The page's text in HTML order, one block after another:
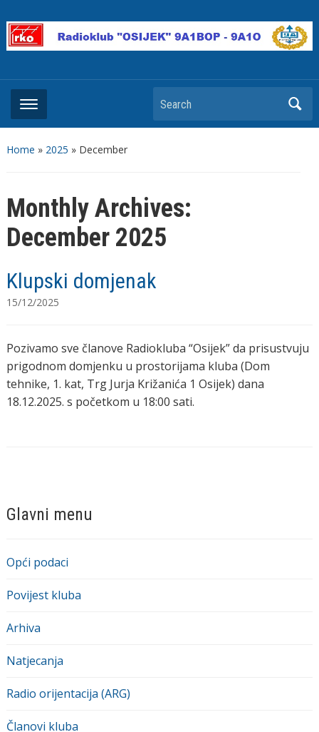
Search
Home » 2025 » December
Monthly Archives:
December 2025
Glavni menu
Opći podaci
Povijest kluba
Arhiva
Natjecanja
Radio orijentacija (ARG)
Članovi kluba
Klupski domjenak
15/12/2025
Pozivamo sve članove Radiokluba “Osijek” da prisustvuju
prigodnom domjenku u prostorijama kluba (Dom
tehnike, 1. kat, Trg Jurja Križanića 1 Osijek) dana
18.12.2025. s početkom u 18:00 sati.